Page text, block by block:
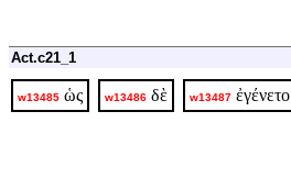
Act.c21_1
w13485 ὡς w13486 δὲ w13487 ἐγένετο